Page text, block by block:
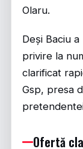
Olaru.
Deși Baciu
privire la
clarificat
Gsp, presa
Ofertă